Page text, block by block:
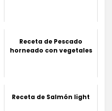
Receta de Pescado
horneado con vegetales
Receta de Salmón light